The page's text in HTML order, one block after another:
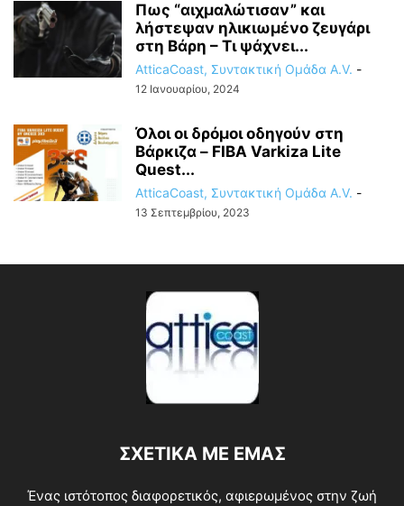
Πως “αιχμαλώτισαν” και
λήστεψαν ηλικιωμένο ζευγάρι
στη Βάρη – Τι ψάχνει...
AtticaCoast, Συντακτική Ομάδα A.V. -
12 Ιανουαρίου, 2024
Όλοι οι δρόμοι οδηγούν στη
Βάρκιζα – FIBA Varkiza Lite
Quest...
AtticaCoast, Συντακτική Ομάδα A.V. -
13 Σεπτεμβρίου, 2023
ΣΧΕΤΙΚΑ ΜΕ ΕΜΑΣ
Ένας ιστότοπος διαφορετικός, αφιερωμένος στην ζωή